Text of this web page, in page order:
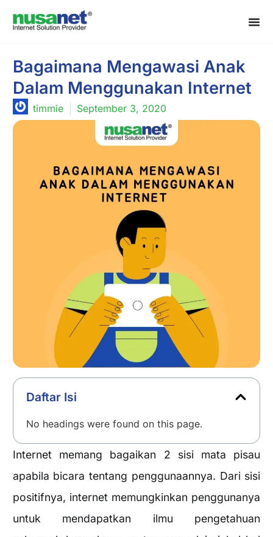
Bagaimana Mengawasi Anak
Dalam Menggunakan Internet
timmie September 3, 2020
Daftar Isi
No headings were found on this page.
Internet memang bagaikan 2 sisi mata pisau
apabila bicara tentang penggunaannya. Dari sisi
positifnya, internet memungkinkan penggunanya
untuk mendapatkan ilmu pengetahuan